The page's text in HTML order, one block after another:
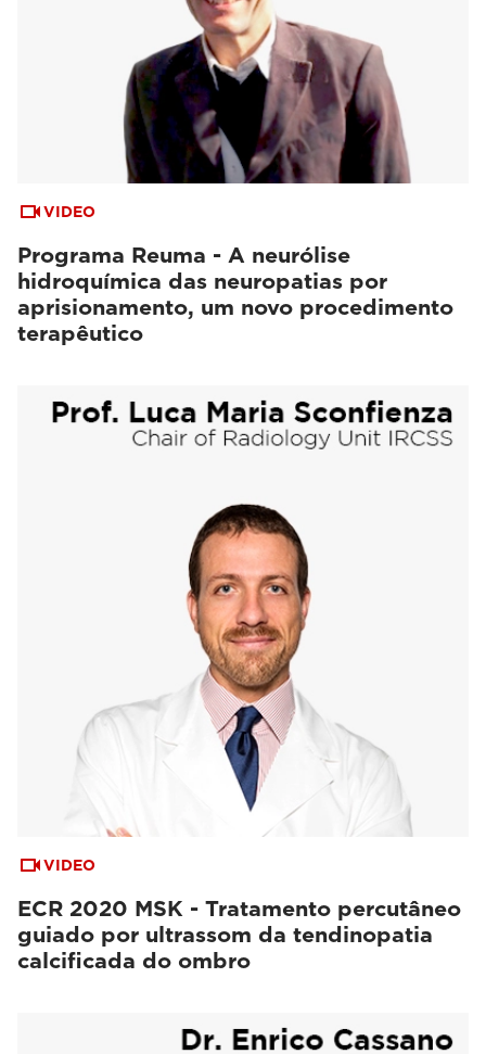
VIDEO
Programa Reuma - A neurólise
hidroquímica das neuropatias por
aprisionamento, um novo procedimento
terapêutico
VIDEO
ECR 2020 MSK - Tratamento percutâneo
guiado por ultrassom da tendinopatia
calcificada do ombro